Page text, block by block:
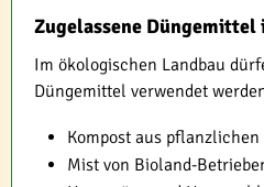
Zugelassene Düngemittel
Im ökologischen Landbau
Düngemittel verwendet
Kompost aus
Mist von Bioland-